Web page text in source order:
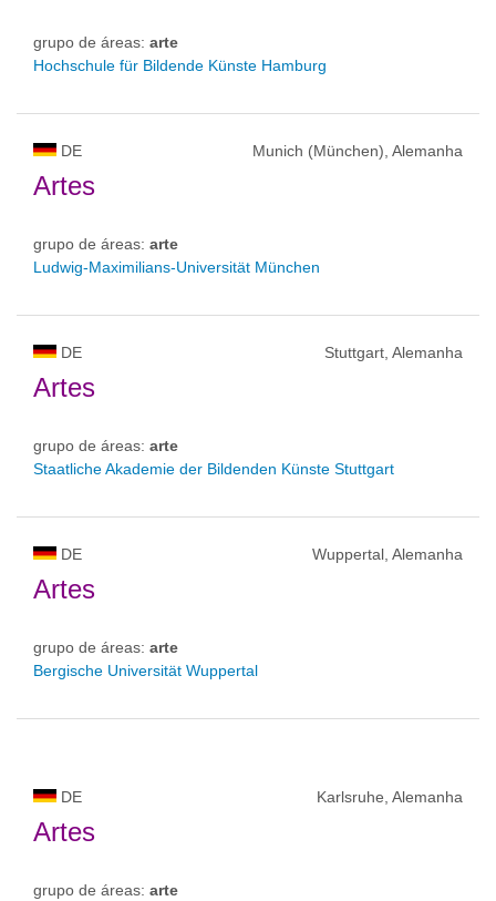
grupo de áreas: arte
Hochschule für Bildende Künste Hamburg
DE Munich (München), Alemanha
Artes
grupo de áreas: arte
Ludwig-Maximilians-Universität München
DE Stuttgart, Alemanha
Artes
grupo de áreas: arte
Staatliche Akademie der Bildenden Künste Stuttgart
DE Wuppertal, Alemanha
Artes
grupo de áreas: arte
Bergische Universität Wuppertal
DE Karlsruhe, Alemanha
Artes
grupo de áreas: arte